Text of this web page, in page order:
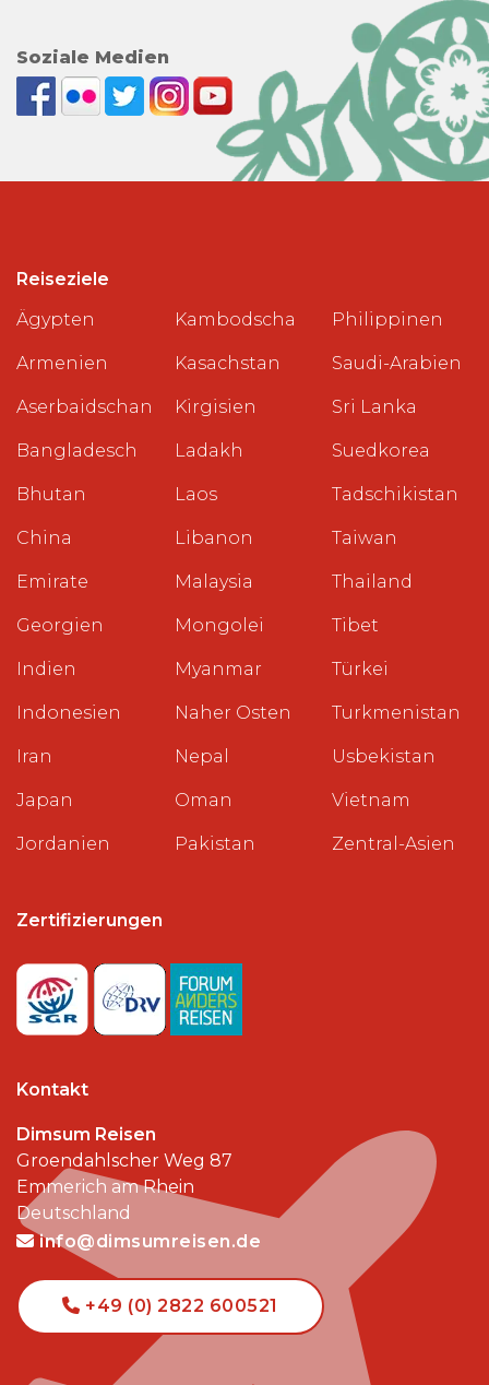
Soziale Medien
Reiseziele
Ägypten
Armenien
Aserbaidschan
Bangladesch
Bhutan
China
Emirate
Georgien
Indien
Indonesien
Iran
Japan
Jordanien
Kambodscha
Kasachstan
Kirgisien
Ladakh
Laos
Libanon
Malaysia
Mongolei
Myanmar
Naher Osten
Nepal
Oman
Pakistan
Philippinen
Saudi-Arabien
Sri Lanka
Suedkorea
Tadschikistan
Taiwan
Thailand
Tibet
Türkei
Turkmenistan
Usbekistan
Vietnam
Zentral-Asien
Zertifizierungen
Kontakt
Dimsum Reisen
Groendahlscher Weg 87
Emmerich am Rhein
Deutschland
info@dimsumreisen.de
+49 (0) 2822 600521